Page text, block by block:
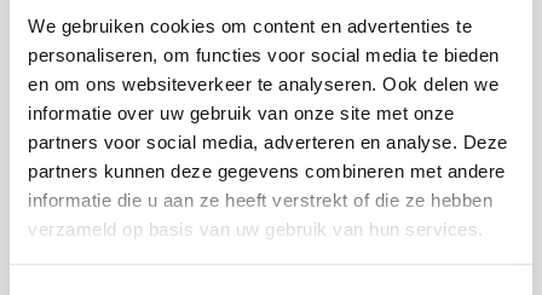
We gebruiken cookies om content en advertenties te
personaliseren, om functies voor social media te bieden
en om ons websiteverkeer te analyseren. Ook delen we
informatie over uw gebruik van onze site met onze
partners voor social media, adverteren en analyse. Deze
partners kunnen deze gegevens combineren met andere
informatie die u aan ze heeft verstrekt of die ze hebben
verzameld op basis van uw gebruik van hun services.